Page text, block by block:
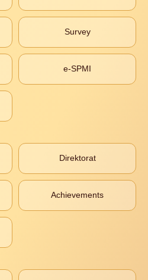
Survey
e-SPMI
Direktorat
Achievements